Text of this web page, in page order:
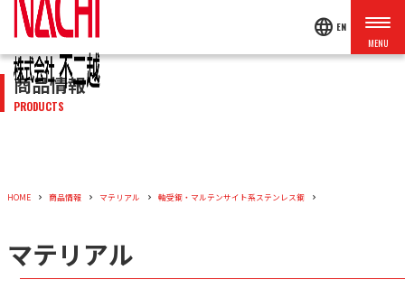
language EN
商品情報
PRODUCTS
HOME 商品情報 マテリアル 軸受鋼・マルテンサイト系ステンレス鋼
マテリアル